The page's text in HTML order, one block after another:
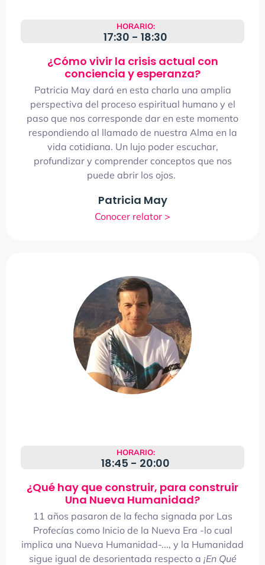
HORARIO:
17:30 - 18:30
¿Cómo vivir la crisis actual con
conciencia y esperanza?
Patricia May dará en esta charla una amplia
perspectiva del proceso espiritual humano y el
paso que nos corresponde dar en este momento
respondiendo al llamado de nuestra Alma en la
vida cotidiana. Un lujo poder escuchar,
profundizar y comprender conceptos que nos
puede abrir los ojos.
Patricia May
Conocer relator >
HORARIO:
18:45 - 20:00
¿Qué hay que construir, para construir
Una Nueva Humanidad?
11 años pasaron de la fecha signada por Las
Profecías como Inicio de la Nueva Era -lo cual
implica una Nueva Humanidad-..., y la Humanidad
sigue igual de desorientada respecto a ¡En Qué